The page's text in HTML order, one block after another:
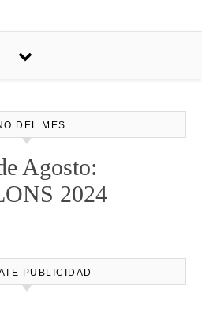
DEL MES
Agosto:
2024
PUBLICIDAD